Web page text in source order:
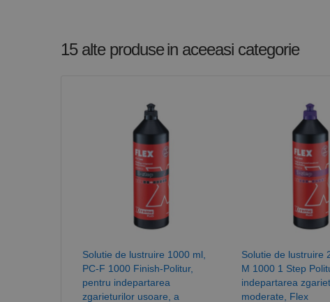
15 alte produsein aceeasi categorie
Solutie de lustruire 1000 ml,
PC-F 1000 Finish-Politur,
pentru indepartarea
zgarieturilor usoare, a
Solutie de lustruire
M 1000 1 Step
indepartarea
moderate, Flex